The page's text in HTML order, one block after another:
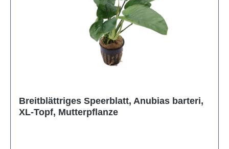
Breitblättriges Speerblatt, Anubias barteri,
XL-Topf, Mutterpflanze